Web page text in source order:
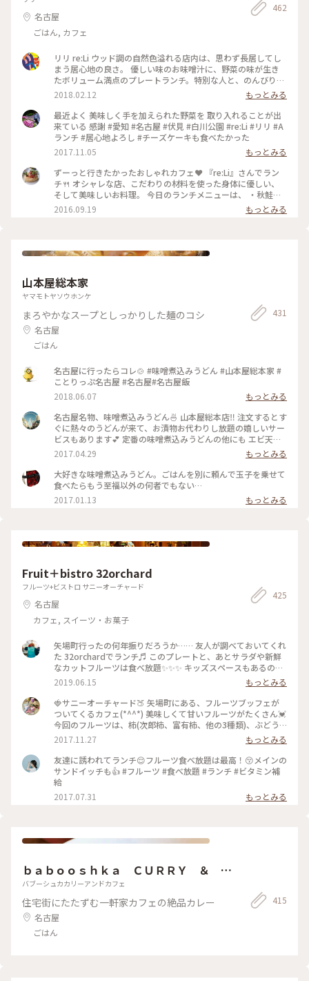
名古屋
ごはん, カフェ
462
リリ re:Li ウッド調の自然色溢れる店内は、思わず長居してし
まう居心地の良さ。 優しい味のお味噌汁に、野菜の味が生き
たボリューム満点のプレートランチ。特別な人と、のんびり憩
いの時間を過ごしてみては？ #ヘルシー#ご飯#プレートランチ
#隠れ家的レストラン#カフェ#大須
2018.02.12
もっとみる
最近よく 美味しく手を加えられた野菜を 取り入れることが出
来ている 感謝 #愛知 #名古屋 #伏見 #白川公園 #re:Li #リリ #A
ランチ #居心地よろし #チーズケーキも食べたかった
2017.11.05
もっとみる
ずーっと行きたかったおしゃれカフェ❤️ 『re:Li』さんでラン
チ🍴 オシャレな店、こだわりの材料を使った身体に優しい、
そして美味しいお料理。 今日のランチメニューは、 ・秋鮭と
農園の野菜のフリットエスニックソース ・紫キャベツのクミ
ンソース ・大葉のポテトサラダ ・蒸し豆腐、ゆで鶏と韓国ダ
日は予約をした方がいいようです😊 #わたしの街 #名古屋 #ラ
2016.09.19 もっとみる
山本屋総本家
ヤマモトヤソウホンケ
まろやかなスープとしっかりした麺のコシ
名古屋
ごはん
431
名古屋に行ったらコレ🍲 #味噌煮込みうどん #山本屋総本家 #
ことりっぷ名古屋 #名古屋#名古屋飯
2018.06.07
もっとみる
名古屋名物、味噌煮込みうどん🍜 山本屋総本店‼️ 注文するとす
ぐに熱々のうどんが来て、お漬物お代わりし放題の嬉しいサー
ビスもあります💕 定番の味噌煮込みうどんの他にも エビ天が
乗ってるものや、 もつ煮込みが入ってるものも😋😋 名古屋に
来られる機会があれば ぜひ行ってもらいたいお店の一つです
★ #名古屋 #名古屋名物 #味噌煮込みうどん #山本屋総本店 #か
おる
2017.04.29
もっとみる
大好きな味噌煮込みうどん。ごはんを別に頼んで玉子を乗せて
食べたらもう至福以外の何者でもない…
2017.01.13
もっとみる
Fruit＋bistro 32orchard
フルーツ+ビストロ サニーオーチャード
名古屋
カフェ, スイーツ・お菓子
425
矢場町行ったの何年振りだろうか…… 友人が調べておいてくれ
た 32orchardでランチ♬ このプレートと、あとサラダや新鮮
なカットフルーツは食べ放題✨✨✨ キッズスペースもあるの
で、子連れで訪れた今回はとてもいいお店でした♬
2019.06.15
もっとみる
🍓サニーオーチャード🍑 矢場町にある、フルーツブッフェが
ついてくるカフェ(*^^*) 美味しくて甘いフルーツがたくさん💓
今回のフルーツは、柿(次郎柿、富有柿、他の3種類)、ぶどう
(巨峰、マスカット、ぶどう)、梨、みかん、ラ・フランス、り
んご、いちご、オレンジ、などがありました😙🍎🍊 いちごは
時期が早かったみたいで、甘さが足りなかったですが、ラ・フ
ランスとぶどうはとっても甘かったです💃 #サニーオーチャー
ド #栄 #矢場町 #フルーツ #ブッフェ #わたしの街 #カフェ #オ
2017.11.27
もっとみる
友達に誘われてランチ😌フルーツ食べ放題は最高！😚メインの
サンドイッチも👍 #フルーツ #食べ放題 #ランチ #ビタミン補
給
2017.07.31
もっとみる
ｂａｂｏｏｓｈｋａ ＣＵＲＲＹ ＆ Ｃ
ＡＦＥ
バブーシュカカリーアンドカフェ
住宅街にたたずむ一軒家カフェの絶品カレー
名古屋
ごはん
415